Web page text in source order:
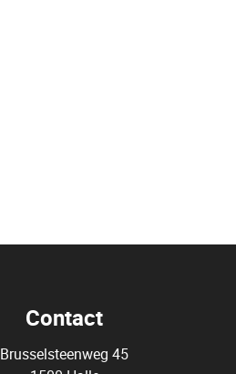
Contact
Brusselsteenweg 45